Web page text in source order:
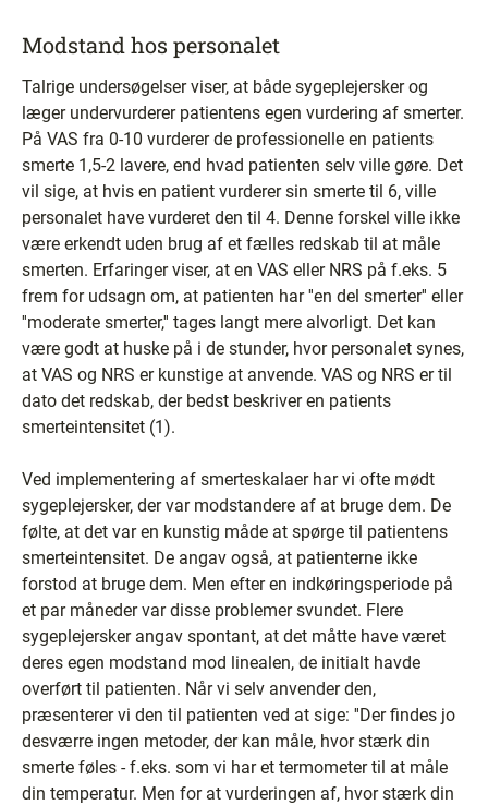
Modstand hos personalet
Talrige undersøgelser viser, at både sygeplejersker og
læger undervurderer patientens egen vurdering af smerter.
På VAS fra 0-10 vurderer de professionelle en patients
smerte 1,5-2 lavere, end hvad patienten selv ville gøre. Det
vil sige, at hvis en patient vurderer sin smerte til 6, ville
personalet have vurderet den til 4. Denne forskel ville ikke
være erkendt uden brug af et fælles redskab til at måle
smerten. Erfaringer viser, at en VAS eller NRS på f.eks. 5
frem for udsagn om, at patienten har ''en del smerter'' eller
''moderate smerter,'' tages langt mere alvorligt. Det kan
være godt at huske på i de stunder, hvor personalet synes,
at VAS og NRS er kunstige at anvende. VAS og NRS er til
dato det redskab, der bedst beskriver en patients
smerteintensitet (1).
Ved implementering af smerteskalaer har vi ofte mødt
sygeplejersker, der var modstandere af at bruge dem. De
følte, at det var en kunstig måde at spørge til patientens
smerteintensitet. De angav også, at patienterne ikke
forstod at bruge dem. Men efter en indkøringsperiode på
et par måneder var disse problemer svundet. Flere
sygeplejersker angav spontant, at det måtte have været
deres egen modstand mod linealen, de initialt havde
overført til patienten. Når vi selv anvender den,
præsenterer vi den til patienten ved at sige: ''Der findes jo
desværre ingen metoder, der kan måle, hvor stærk din
smerte føles - f.eks. som vi har et termometer til at måle
din temperatur. Men for at vurderingen af, hvor stærk din